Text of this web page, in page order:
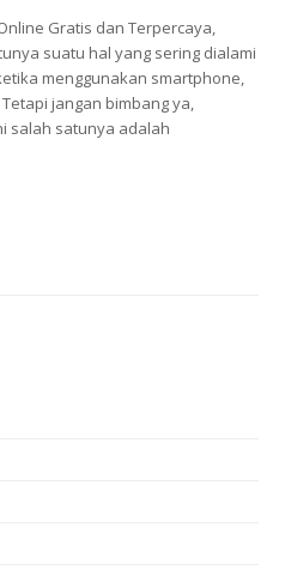
Gratis dan Terpercaya,
suatu hal yang sering dialami
menggunakan smartphone,
jangan bimbang ya,
salah satunya adalah